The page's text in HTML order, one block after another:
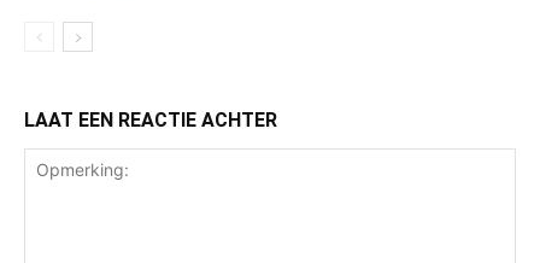
LAAT EEN REACTIE ACHTER